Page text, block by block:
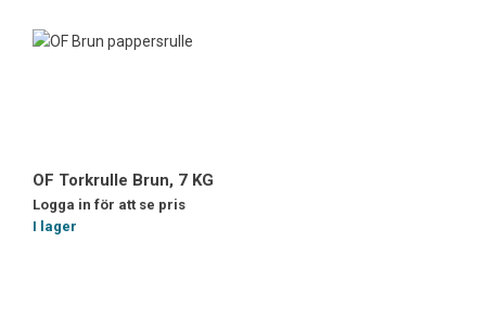
OF Torkrulle Brun, 7 KG
Logga in för att se pris
I lager